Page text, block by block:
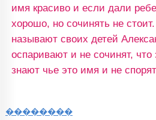
имя красиво и если дали
хорошо, но сочинять не
называют своих детей
оспаривают и не сочинят,
знают чье это имя и не
��������